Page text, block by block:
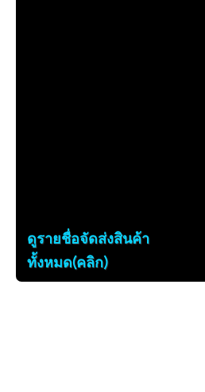
ดูรายชื่อจัดส่งสินค้า
ทั้งหมด(คลิก)